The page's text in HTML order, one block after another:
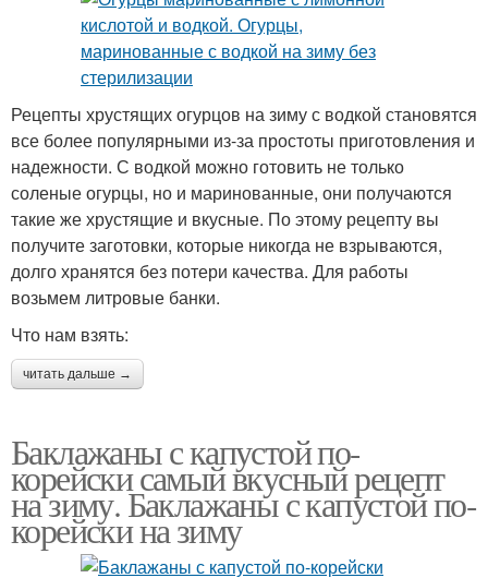
Рецепты хрустящих огурцов на зиму с водкой становятся
все более популярными из-за простоты приготовления и
надежности. С водкой можно готовить не только
соленые огурцы, но и маринованные, они получаются
такие же хрустящие и вкусные. По этому рецепту вы
получите заготовки, которые никогда не взрываются,
долго хранятся без потери качества. Для работы
возьмем литровые банки.
Что нам взять:
читать дальше →
Баклажаны с капустой по-
корейски самый вкусный рецепт
на зиму. Баклажаны с капустой по-
корейски на зиму